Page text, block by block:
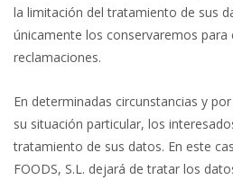
la limitación del tratamiento de sus
únicamente los conservaremos para
reclamaciones.
En determinadas circunstancias y
su situación particular, los
tratamiento de sus datos. En este
FOODS, S.L. dejará de tratar los